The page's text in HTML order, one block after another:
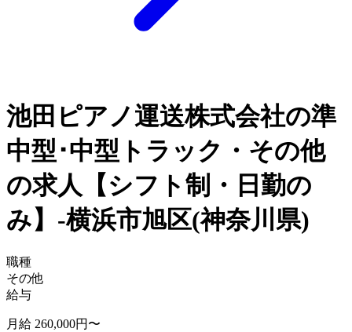
池田ピアノ運送株式会社の準
中型･中型トラック・その他
の求人【シフト制・日勤の
み】-横浜市旭区(神奈川県)
職種
その他
給与
月給 260,000円〜